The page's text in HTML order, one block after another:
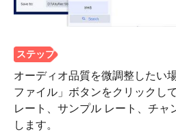
ステップ
2。
オーディオ品質を微調整したい
ファイル」ボタンをクリックし
レート、サンプル レート、チャ
します。